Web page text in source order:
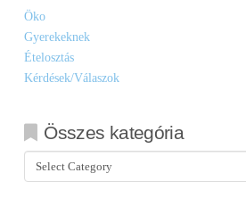
Öko
Gyerekeknek
Ételosztás
Kérdések/Válaszok
Összes kategória
Összes
kategória